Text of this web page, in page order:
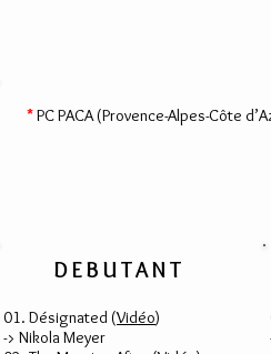
*PC PACA (Provence-Alpes-Côte
DEBUTANT
01. Désignated (Vidéo)
-> Nikola Meyer